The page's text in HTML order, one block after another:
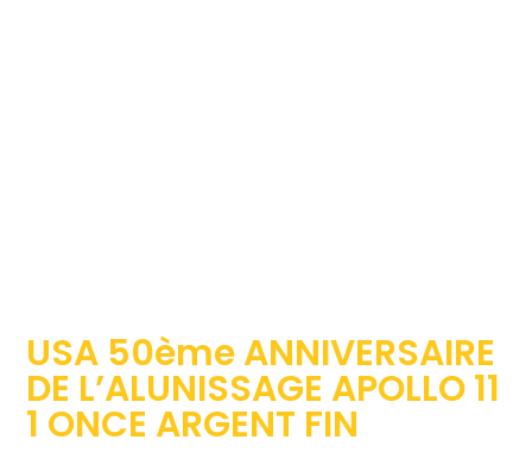
USA 50ème ANNIVERSAIRE
DE L’ALUNISSAGE APOLLO 11
1 ONCE ARGENT FIN